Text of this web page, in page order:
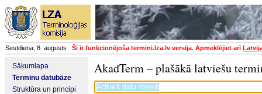
Sestdiena, 8. augusts Šī ir funkcionējoša termini.lza.lv versija. Apmeklējiet arī
Sākumlapa
Terminu datubāze
Struktūra un principi
AkadTerm – plašākā latviešu